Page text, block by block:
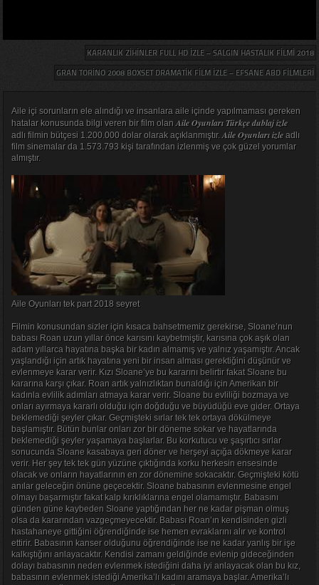
KARANLIK ZIHINLER FULL HD IZLE – SALGIN HASTALIK FILMI 2018
GRAN TORINO 2008 BOXSET DRAMATIK FILM IZLE – EFSANE ABD FILMLERI
Aile içi sorunların ele alındığı ve insanlara aile içinde yapılmaması gereken
hatalar konusunda bilgi veren bir film olanAile Oyunları Türkçe dublaj izle
adlı filmin bütçesi 1.200.000 dolar olarak açıklanmıştır.Aile Oyunları izleadlı
film sinemalar da 1.573.793 kişi tarafından izlenmiş ve çok güzel yorumlar
almıştır.
Aile Oyunları tek part 2018 seyret
Filmin konusundan sizler için kısaca bahsetmemiz gerekirse, Sloane’nun
babası Roan uzun yıllar önce karısını kaybetmiştir, karısına çok aşık olan
adam yıllarca hayatına başka bir kadın almamış ve yalnız yaşamıştır. Ancak
yaşlandığı için artık hayatına yeni bir insan alması gerektiğini düşünür ve
evlenmeye karar verir. Kızı Sloane’ye bu kararını belirtir fakat Sloane bu
kararına karşı çıkar. Roan artık yalnızlıktan bunaldığı için Amerikan bir
kadınla evlilik adımları atmaya karar verir. Sloane bu evliliği bozmaya ve
onları ayırmaya kararlı olduğu için doğduğu ve büyüdüğü eve gider. Ortaya
beklemediği şeyler çıkar. Geçmişteki sırlar tek tek ortaya dökülmeye
başlamıştır. Bütün bunlar onları zor bir döneme sokar ve hayatlarında
beklemediği şeyler yaşamaya başlarlar. Bu korkutucu ve şaşırtıcı sırlar
sonucunda Sloane kasabaya geri döner ve herşeyi açığa dökmeye karar
verir. Her şey tek tek gün yüzüne çıktığında korku herkesin ensesinde
olacak ve onların hayatlarının en zor dönemine sokacaktır. Geçmişteki kötü
anılar geleceğin önüne geçecektir. Sloane babasının evlenmesine engel
olmayı başarmıştır fakat kalp kırıklıklarına engel olamamıştır. Babasını
günden güne kaybeden Sloane yaptığından her ne kadar pişman olmuş
olsa da kararından vazgeçmeyecektir. Babası Roan’ın kendisinden gizli
hastahaneye gittiğini öğrendiğinde ise hemen evraklarını alır ve kontrol
ettirir. Babasının kanser olduğunu öğrendiğinde ise ne kadar yanlış bir işe
kalkıştığını anlayacaktır. Kendisi zamanı geldiğinde evlenip gideceğinden
dolayı babasının neden evlenmek istediğini daha iyi anlayacak olan bu kız,
babasının evlenmek istediği Amerika’lı kadını aramaya başlar. Amerika’lı